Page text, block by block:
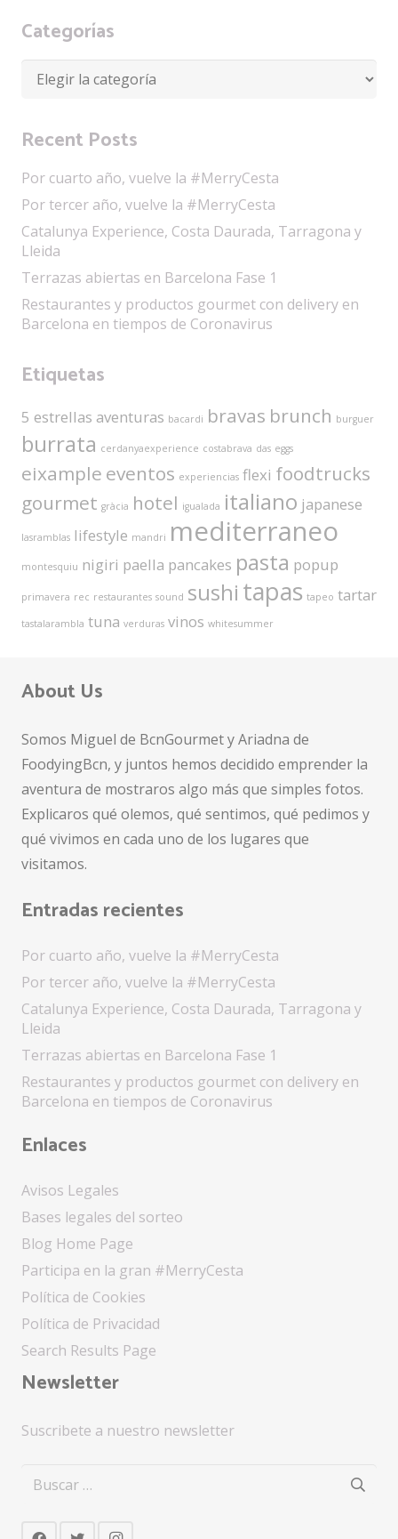
Categorías
Categorías
Recent Posts
Por cuarto año, vuelve la #MerryCesta
Por tercer año, vuelve la #MerryCesta
Catalunya Experience, Costa Daurada, Tarragona y
Lleida
Terrazas abiertas en Barcelona Fase 1
Restaurantes y productos gourmet con delivery en
Barcelona en tiempos de Coronavirus
Etiquetas
5 estrellas aventuras bacardi bravas brunch burguer
burrata cerdanyaexperience costabrava das eggs
eixample eventos experiencias flexi foodtrucks
gourmet gràcia hotel igualada italiano japanese
lasramblas lifestyle mandri mediterraneo
montesquiu nigiri paella pancakes pasta popup
primavera rec restaurantes sound sushi tapas tapeo tartar
tastalarambla tuna verduras vinos whitesummer
About Us
Somos Miguel de BcnGourmet y Ariadna de
FoodyingBcn, y juntos hemos decidido emprender la
aventura de mostraros algo más que simples fotos.
Explicaros qué olemos, qué sentimos, qué pedimos y
qué vivimos en cada uno de los lugares que
visitamos.
Entradas recientes
Por cuarto año, vuelve la #MerryCesta
Por tercer año, vuelve la #MerryCesta
Catalunya Experience, Costa Daurada, Tarragona y
Lleida
Terrazas abiertas en Barcelona Fase 1
Restaurantes y productos gourmet con delivery en
Barcelona en tiempos de Coronavirus
Enlaces
Avisos Legales
Bases legales del sorteo
Blog Home Page
Participa en la gran #MerryCesta
Política de Cookies
Política de Privacidad
Search Results Page
Newsletter
Suscribete a nuestro newsletter
Buscar: